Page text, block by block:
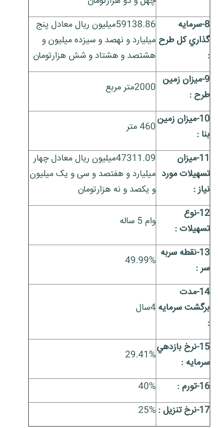
8-سرمايه
گذاري کل طرح
:
59138.86میلیون ریال معادل پنج
میلیارد و نهصد و سیزده میلیون و
هشتصد و هشتاد و شش هزارتومان
9-ميزان زمين
طرح :
2000متر مربع
10-ميزان زمين
بنا :
460 متر
11-ميزان
تسهيلات مورد
نياز :
47311.09میلیون ریال معادل چهار
میلیارد و هفتصد و سی و یک میلیون
و یکصد و نه هزارتومان
12-نوع
تسهيلات :
وام 5 ساله
13-نقطه سربه
سر :
49.99%
14-مدت
برگشت سرمايه
:
4سال
15-نرخ بازدهي
سرمايه :
29.41%
16-تورم :
40%
17-نرخ تنزیل :
25%